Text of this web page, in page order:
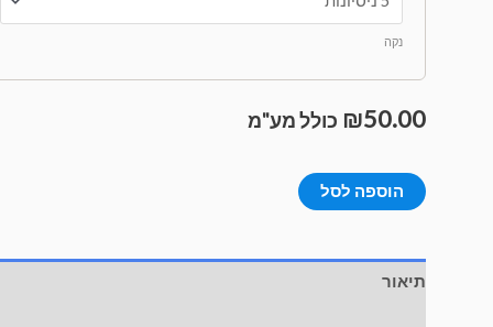
₪50.00 כולל מע"מ
הוספה לסל
תיאור